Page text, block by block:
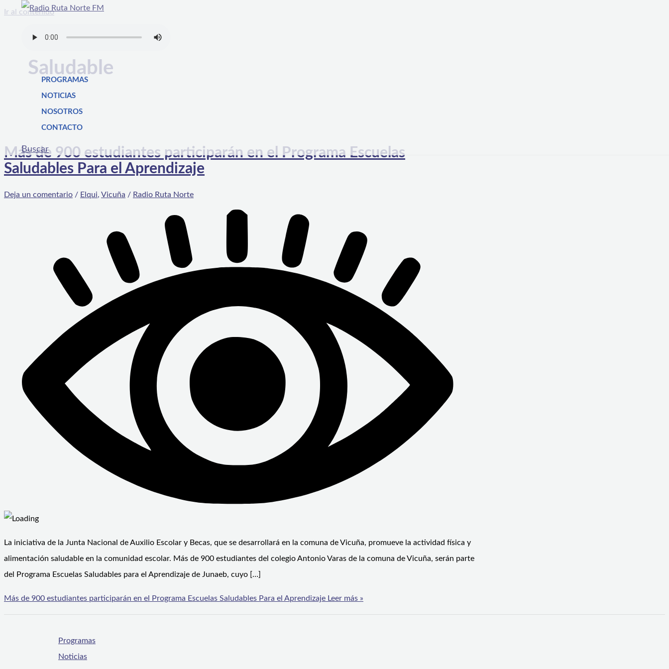
Ir al contenido
PROGRAMAS
NOTICIAS
NOSOTROS
CONTACTO
Buscar
Saludable
Más de 900 estudiantes participarán en el Programa Escuelas
Saludables Para el Aprendizaje
Deja un comentario / Elqui, Vicuña / Radio Ruta Norte
La iniciativa de la Junta Nacional de Auxilio Escolar y Becas, que se desarrollará en la comuna de Vicuña, promueve la actividad física y
alimentación saludable en la comunidad escolar. Más de 900 estudiantes del colegio Antonio Varas de la comuna de Vicuña, serán parte
del Programa Escuelas Saludables para el Aprendizaje de Junaeb, cuyo […]
Más de 900 estudiantes participarán en el Programa Escuelas Saludables Para el Aprendizaje Leer más »
Programas
Noticias